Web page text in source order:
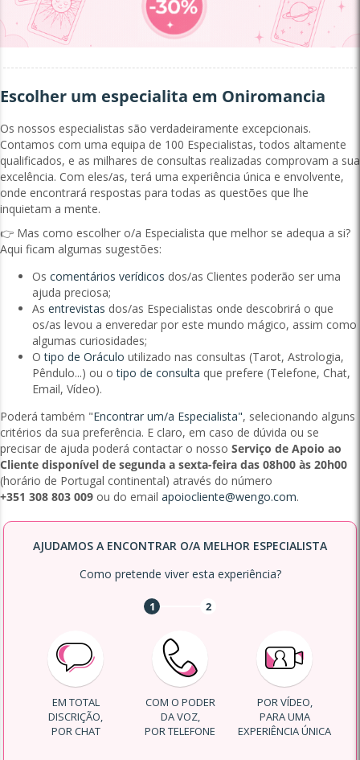
Escolher um especialita em Oniromancia
Os nossos especialistas são verdadeiramente excepcionais.
Contamos com uma equipa de 100 Especialistas, todos altamente
qualificados, e as milhares de consultas realizadas comprovam a sua
excelência. Com eles/as, terá uma experiência única e envolvente,
onde encontrará respostas para todas as questões que lhe
inquietam a mente.
👉 Mas como escolher o/a Especialista que melhor se adequa a si?
Aqui ficam algumas sugestões:
Os comentários verídicos dos/as Clientes poderão ser uma
ajuda preciosa;
As entrevistas dos/as Especialistas onde descobrirá o que
os/as levou a enveredar por este mundo mágico, assim como
algumas curiosidades;
Otipo de Oráculo utilizado nas consultas (Tarot, Astrologia,
Pêndulo...) ou otipo de consulta que prefere (Telefone, Chat,
Email, Vídeo).
Poderá também "Encontrar um/a Especialista", selecionando alguns
critérios da sua preferência. E claro, em caso de dúvida ou se
precisar de ajuda poderá contactar o nosso Serviço de Apoio ao
Cliente disponível de segunda a sexta-feira das 08h00 às 20h00
(horário de Portugal continental) através do número
+351 308 803 009 ou do email apoiocliente@wengo.com.
AJUDAMOS A ENCONTRAR O/A MELHOR ESPECIALISTA
Como pretende viver esta experiência?
1 2
EM TOTAL
DISCRIÇÃO,
POR CHAT
COM O PODER
DA VOZ,
POR TELEFONE
POR VÍDEO,
PARA UMA
EXPERIÊNCIA ÚNICA